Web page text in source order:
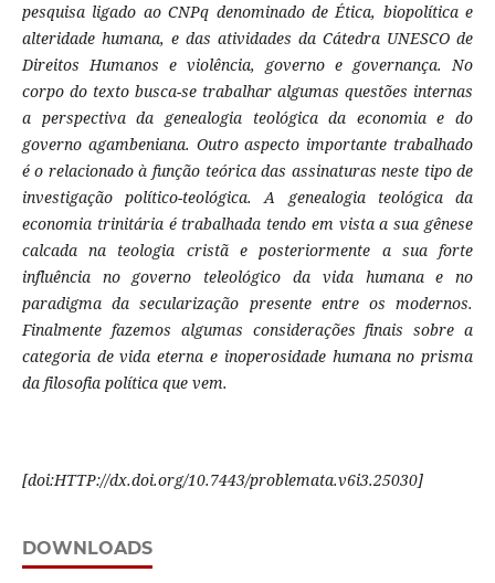
pesquisa ligado ao CNPq denominado de Ética, biopolítica e
alteridade humana, e das atividades da Cátedra UNESCO de
Direitos Humanos e violência, governo e governança. No
corpo do texto busca-se trabalhar algumas questões internas
a perspectiva da genealogia teológica da economia e do
governo agambeniana. Outro aspecto importante trabalhado
é o relacionado à função teórica das assinaturas neste tipo de
investigação político-teológica. A genealogia teológica da
economia trinitária é trabalhada tendo em vista a sua gênese
calcada na teologia cristã e posteriormente a sua forte
influência no governo teleológico da vida humana e no
paradigma da secularização presente entre os modernos.
Finalmente fazemos algumas considerações finais sobre a
categoria de vida eterna e inoperosidade humana no prisma
da filosofia política que vem.
[doi:HTTP://dx.doi.org/10.7443/problemata.v6i3.25030]
DOWNLOADS